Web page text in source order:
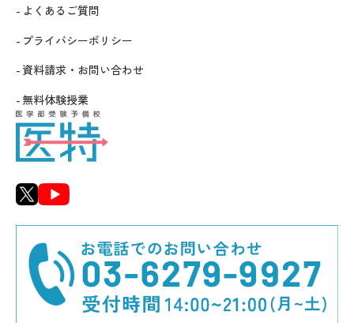
よくあるご質問
プライバシーポリシー
資料請求・お問い合わせ
無料体験授業